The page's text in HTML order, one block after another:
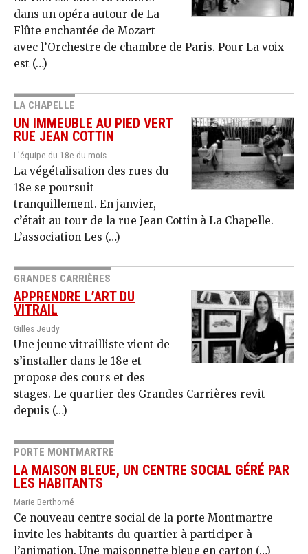
dans un opéra autour de La
Flûte enchantée de Mozart
avec l’Orchestre de chambre de Paris. Pour La voix
est (…)
LA CHAPELLE
UN IMMEUBLE AU PIED VERT
RUE JEAN COTTIN
L’équipe du 18e du mois
La végétalisation des rues du
18e se poursuit
tranquillement. En janvier,
c’était au tour de la rue Jean Cottin à La Chapelle.
L’association Les (…)
GRANDES CARRIÈRES
APPRENDRE L’ART DU
VITRAIL
Gilles Jeudy
Une jeune vitrailliste vient de
s’installer dans le 18e et
propose des cours et des
stages. Le quartier des Grandes Carrières revit
depuis (…)
PORTE MONTMARTRE
LA MAISON BLEUE, UN CENTRE SOCIAL GÉRÉ PAR
LES HABITANTS
Marie Berthomé
Ce nouveau centre social de la porte Montmartre
invite les habitants du quartier à participer à
l’animation. Une maisonnette bleue en carton (…)